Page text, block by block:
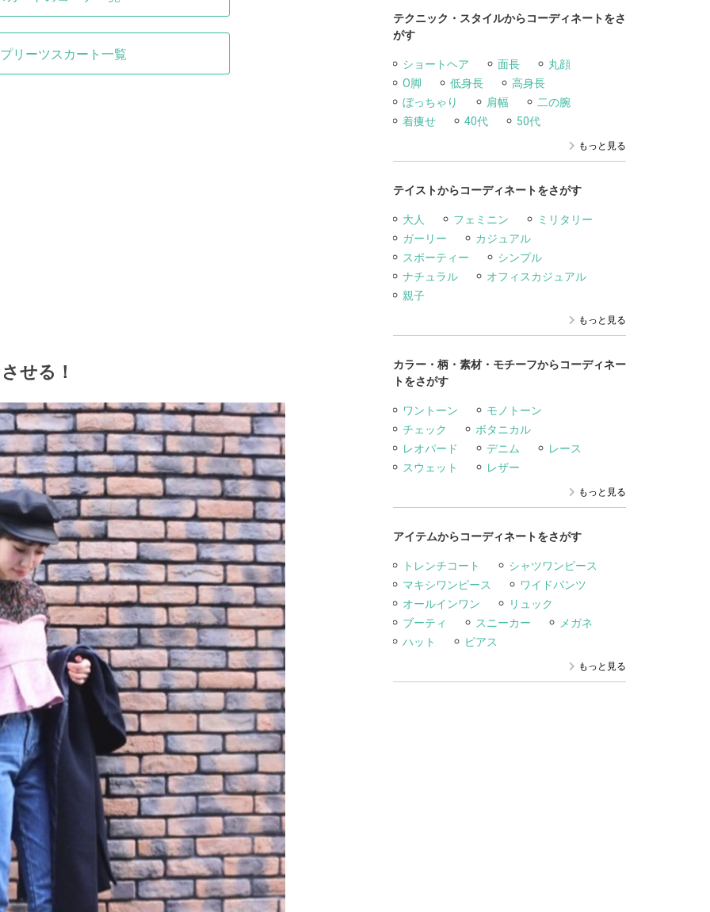
リーツスカート一覧
せる！
テクニック・スタイルからコーディネートをさ
がす
ショートヘア 面長
丸顔
O脚
低身長
高身長
ぼっちゃり
肩幅
二の腕
着痩せ
40代 50代
もっと見る
テイストからコーディネートをさがす
大人 フェミニン
ミリタリー
ガーリー
カジュアル
スポーティー
シンプル
ナチュラル
オフィスカジュアル
親子
もっと見る
カラー・柄・素材・モチーフからコーディネー
トをさがす
ワントーン
モノトーン
チェック
ボタニカル
レオパード
デニム
レース
スウェット
レザー
もっと見る
アイテムからコーディネートをさがす
トレンチコート
シャツワンピース
マキシワンピース
ワイドパンツ
オールインワン
リュック
ブーティ
スニーカー
メガネ
ハット
ピアス
もっと見る